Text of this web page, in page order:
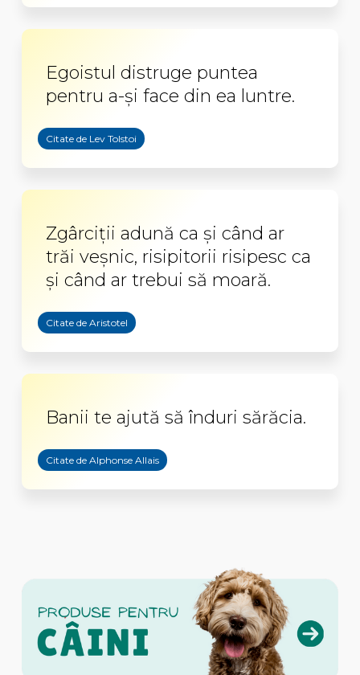
Egoistul distruge puntea
pentru a-şi face din ea luntre.
Citate de Lev Tolstoi
Zgârciții adună ca și când ar
trăi veșnic, risipitorii risipesc ca
și când ar trebui să moară.
Citate de Aristotel
Banii te ajută să înduri sărăcia.
Citate de Alphonse Allais